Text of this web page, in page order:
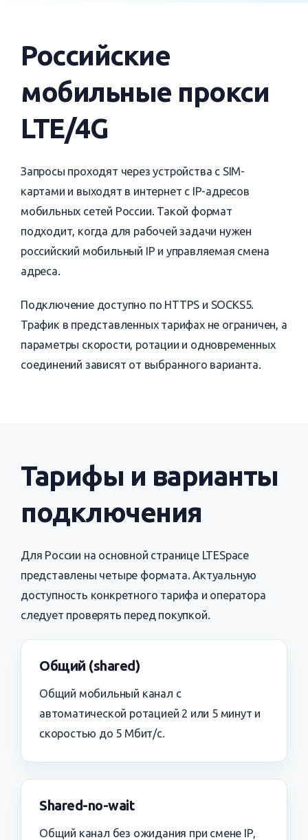
Российские
мобильные прокси
LTE/4G
Запросы проходят через устройства с SIM-
картами и выходят в интернет с IP-адресов
мобильных сетей России. Такой формат
подходит, когда для рабочей задачи нужен
российский мобильный IP и управляемая смена
адреса.
Подключение доступно по HTTPS и SOCKS5.
Трафик в представленных тарифах не ограничен, а
параметры скорости, ротации и одновременных
соединений зависят от выбранного варианта.
Тарифы и варианты
подключения
Для России на основной странице LTESpace
представлены четыре формата. Актуальную
доступность конкретного тарифа и оператора
следует проверять перед покупкой.
Общий (shared)
Общий мобильный канал с
автоматической ротацией 2 или 5 минут и
скоростью до 5 Мбит/с.
Shared-no-wait
Общий канал без ожидания при смене IP,